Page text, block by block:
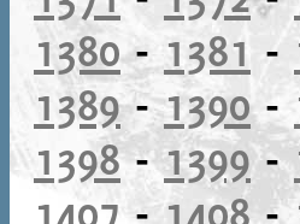
1380- 1381 -
1389-1390-
1398-1399-
1407 - 1408-